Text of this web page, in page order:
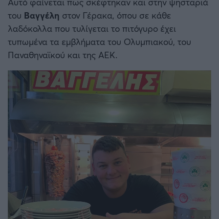
του Βαγγέλη στον Γέρακα, όπου σε κάθε
λαδόκολλα που τυλίγεται το πιτόγυρο έχει
τυπωμένα τα εμβλήματα του Ολυμπιακού, του
Παναθηναϊκού και της ΑΕΚ.